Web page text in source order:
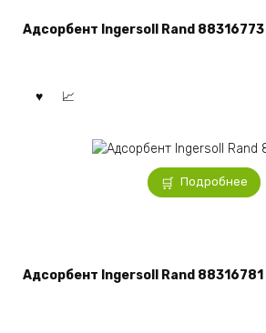
Адсорбент Ingersoll Rand 88316773
Подробнее
Адсорбент Ingersoll Rand 88316781